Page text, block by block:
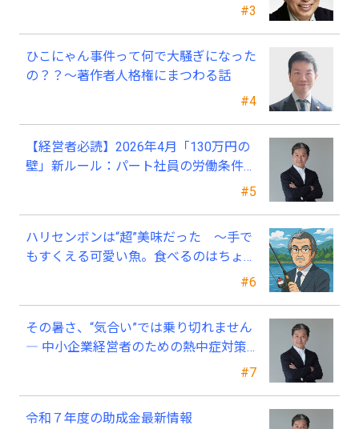
#3
#4
ひこにゃん事件って何で大騒ぎになった
の？？～著作者人格権にまつわる話
#5
【経営者必読】2026年4月「130万円の
壁」新ルール：パート社員の労働条件通
#6
ハリセンボンは“超”美味だった ～手で
もすくえる可愛い魚。食べるのはちょっ
#7
その暑さ、“気合い”では乗り切れません
― 中小企業経営者のための熱中症対策
令和７年度の助成金最新情報